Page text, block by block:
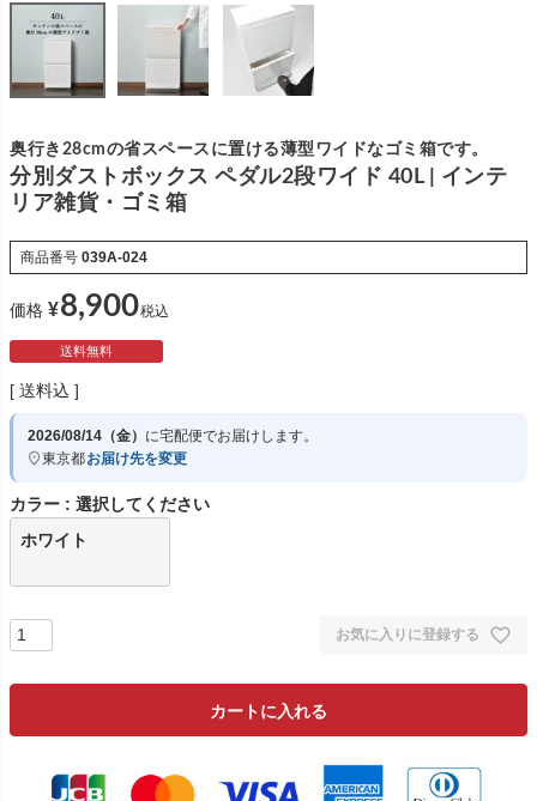
奥行き28cmの省スペースに置ける薄型ワイドなゴミ箱です。
分別ダストボックス ペダル2段ワイド 40L | インテ
リア雑貨・ゴミ箱
商品番号 039A-024
価格 ¥8,900税込
送料無料
送料込
2026/08/14（金） に宅配便でお届けします。
東京都お届け先を変更
カラー
選択してください
ホワイト
お気に入りに登録する
カートに入れる